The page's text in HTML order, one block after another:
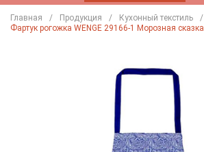
Главная Продукция Кухонный текстиль
Фартук рогожка WENGE 29166-1 Морозная сказка